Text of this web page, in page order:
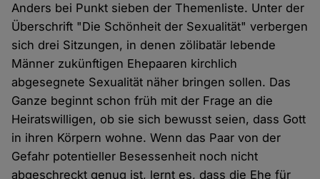
Anders bei Punkt sieben der Themenliste. Unter der
Überschrift "Die Schönheit der Sexualität" verbergen
sich drei Sitzungen, in denen zölibatär lebende
Männer zukünftigen Ehepaaren kirchlich
abgesegnete Sexualität näher bringen sollen. Das
Ganze beginnt schon früh mit der Frage an die
Heiratswilligen, ob sie sich bewusst seien, dass Gott
in ihren Körpern wohne. Wenn das Paar von der
Gefahr potentieller Besessenheit noch nicht
abgeschreckt genug ist, lernt es, dass die Ehe für